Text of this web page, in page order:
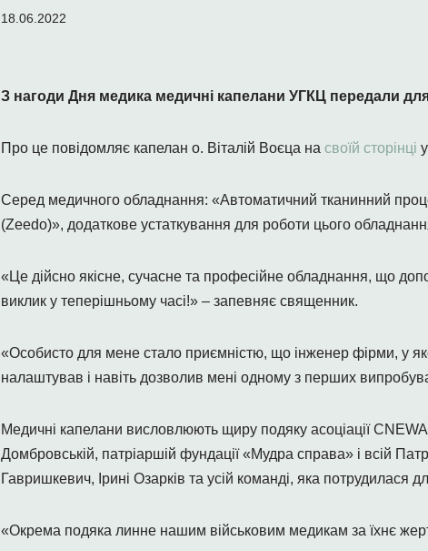
18.06.2022
З нагоди Дня медика медичні капелани УГКЦ передали
Про це повідомляє капелан о. Віталій Воєца на своїй сторінці
Серед медичного обладнання: «Автоматичний тканинний
(Zeedo)», додаткове устаткування для роботи цього
«Це дійсно якісне, сучасне та професійне обладнання, що
виклик у теперішньому часі!» – запевняє священник.
«Особисто для мене стало приємністю, що інженер фірми, у
налаштував і навіть дозволив мені одному з перших
Медичні капелани висловлюють щиру подяку асоціації
Домбровській, патріаршій фундації «Мудра справа» і всій
Гавришкевич, Ірині Озарків та усій команді, яка потрудилася
«Окрема подяка линне нашим військовим медикам за їхнє